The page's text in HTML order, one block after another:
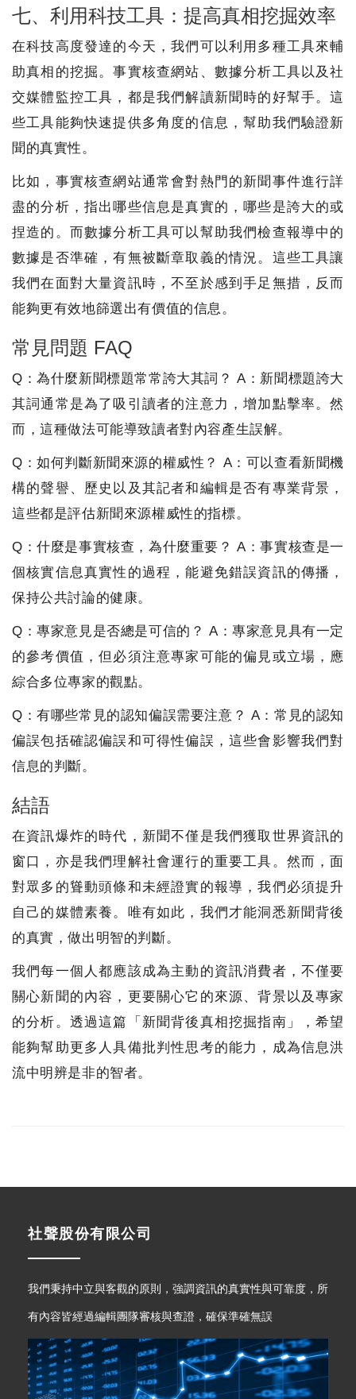
七、利用科技工具：提高真相挖掘效率
在科技高度發達的今天，我們可以利用多種工具來輔
助真相的挖掘。事實核查網站、數據分析工具以及社
交媒體監控工具，都是我們解讀新聞時的好幫手。這
些工具能夠快速提供多角度的信息，幫助我們驗證新
聞的真實性。
比如，事實核查網站通常會對熱門的新聞事件進行詳
盡的分析，指出哪些信息是真實的，哪些是誇大的或
捏造的。而數據分析工具可以幫助我們檢查報導中的
數據是否準確，有無被斷章取義的情況。這些工具讓
我們在面對大量資訊時，不至於感到手足無措，反而
能夠更有效地篩選出有價值的信息。
常見問題 FAQ
Q：為什麼新聞標題常常誇大其詞？ A：新聞標題誇大
其詞通常是為了吸引讀者的注意力，增加點擊率。然
而，這種做法可能導致讀者對內容產生誤解。
Q：如何判斷新聞來源的權威性？ A：可以查看新聞機
構的聲譽、歷史以及其記者和編輯是否有專業背景，
這些都是評估新聞來源權威性的指標。
Q：什麼是事實核查，為什麼重要？ A：事實核查是一
個核實信息真實性的過程，能避免錯誤資訊的傳播，
保持公共討論的健康。
Q：專家意見是否總是可信的？ A：專家意見具有一定
的參考價值，但必須注意專家可能的偏見或立場，應
綜合多位專家的觀點。
Q：有哪些常見的認知偏誤需要注意？ A：常見的認知
偏誤包括確認偏誤和可得性偏誤，這些會影響我們對
信息的判斷。
結語
在資訊爆炸的時代，新聞不僅是我們獲取世界資訊的
窗口，亦是我們理解社會運行的重要工具。然而，面
對眾多的聳動頭條和未經證實的報導，我們必須提升
自己的媒體素養。唯有如此，我們才能洞悉新聞背後
的真實，做出明智的判斷。
我們每一個人都應該成為主動的資訊消費者，不僅要
關心新聞的內容，更要關心它的來源、背景以及專家
的分析。透過這篇「新聞背後真相挖掘指南」，希望
能夠幫助更多人具備批判性思考的能力，成為信息洪
流中明辨是非的智者。
社聲股份有限公司
我們秉持中立與客觀的原則，強調資訊的真實性與可靠度，所
有內容皆經過編輯團隊審核與查證，確保準確無誤